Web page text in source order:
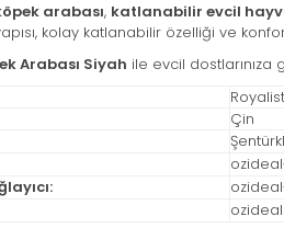
arabası, katlanabilir evcil
kolay katlanabilir özelliği ve
Arabası Siyah ile evcil
Royalist
Çin